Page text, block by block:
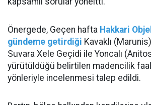
Önergede, Geçen hafta Hakkari
gündeme getirdiği Kavaklı
Suvara Xele Geçidi ile Yoncalı
yürütüldüğü belirtilen madencilik
yönleriyle incelenmesi talep edildi.